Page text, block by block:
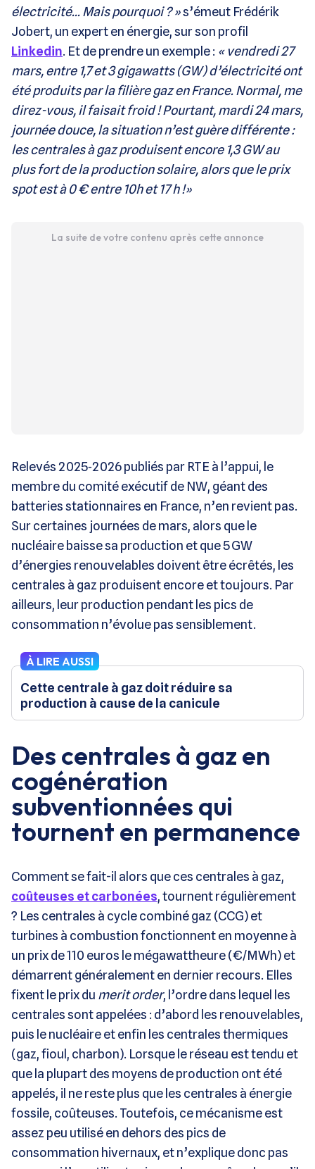
électricité… Mais pourquoi ?»s’émeut Frédérik
Jobert, un expert en énergie, sur son profil
Linkedin. Et de prendre un exemple : «vendredi 27
mars, entre 1,7 et 3 gigawatts (GW) d’électricité ont
été produits par la filière gaz en France. Normal, me
direz-vous, il faisait froid ! Pourtant, mardi 24 mars,
journée douce, la situation n’est guère différente :
les centrales à gaz produisent encore 1,3 GW au
plus fort de la production solaire, alors que le prix
spot est à 0 € entre 10h et 17 h !»
La suite de votre contenu après cette annonce
Relevés 2025‑2026 publiés par RTE à l’appui, le
membre du comité exécutif de NW, géant des
batteries stationnaires en France, n’en revient pas.
Sur certaines journées de mars, alors que le
nucléaire baisse sa production et que 5 GW
d’énergies renouvelables doivent être écrêtés, les
centrales à gaz produisent encore et toujours. Par
ailleurs, leur production pendant les pics de
consommation n’évolue pas sensiblement.
À LIRE AUSSI
Cette centrale à gaz doit réduire sa
production à cause de la canicule
Des centrales à gaz en
cogénération
subventionnées qui
tournent en permanence
Comment se fait-il alors que ces centrales à gaz,
coûteuses et carbonées, tournent régulièrement
? Les centrales à cycle combiné gaz (CCG) et
turbines à combustion fonctionnent en moyenne à
un prix de 110 euros le mégawattheure (€/MWh) et
démarrent généralement en dernier recours. Elles
fixent le prix du merit order, l’ordre dans lequel les
centrales sont appelées : d’abord les renouvelables,
puis le nucléaire et enfin les centrales thermiques
(gaz, fioul, charbon). Lorsque le réseau est tendu et
que la plupart des moyens de production ont été
appelés, il ne reste plus que les centrales à énergie
fossile, coûteuses. Toutefois, ce mécanisme est
assez peu utilisé en dehors des pics de
consommation hivernaux, et n’explique donc pas